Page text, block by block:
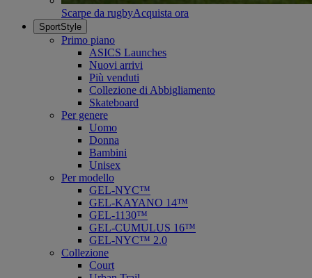
Scarpe da rugbyAcquista ora
SportStyle
Primo piano
ASICS Launches
Nuovi arrivi
Più venduti
Collezione di Abbigliamento
Skateboard
Per genere
Uomo
Donna
Bambini
Unisex
Per modello
GEL-NYC™
GEL-KAYANO 14™
GEL-1130™
GEL-CUMULUS 16™
GEL-NYC™ 2.0
Collezione
Court